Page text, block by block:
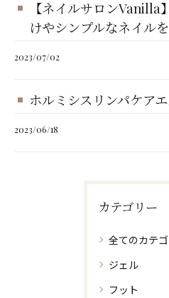
【ネイルサロンVanilla
けやシンプルなネイル
2023/07/02
ホルミシスリンパケア
2023/06/18
カテゴリー
全てのカテ
ジェル
フット